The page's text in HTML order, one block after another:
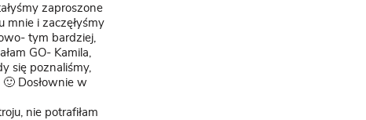
zaproszone
mnie i zaczęłyśmy
tym bardziej,
GO- Kamila,
się poznaliśmy,
Dosłownie w
nie potrafiłam